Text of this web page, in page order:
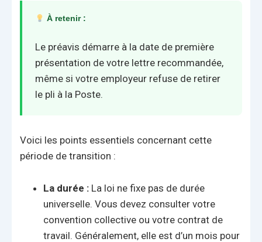
À retenir :
Le préavis démarre à la date de première
présentation de votre lettre recommandée,
même si votre employeur refuse de retirer
le pli à la Poste.
Voici les points essentiels concernant cette
période de transition :
La durée : La loi ne fixe pas de durée
universelle. Vous devez consulter votre
convention collective ou votre contrat de
travail. Généralement, elle est d’un mois pour